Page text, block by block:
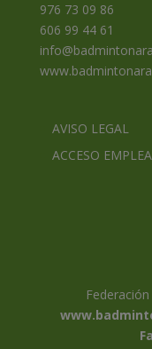
976 73 09 86
606 99 44 61
AVISO LEGAL
ACCESO